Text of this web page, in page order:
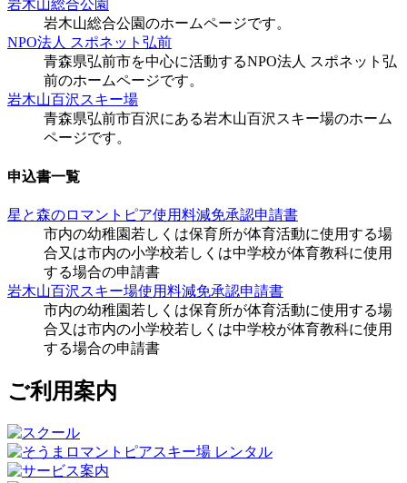
岩木山総合公園
岩木山総合公園のホームページです。
NPO法人 スポネット弘前
青森県弘前市を中心に活動するNPO法人 スポネット弘
前のホームページです。
岩木山百沢スキー場
青森県弘前市百沢にある岩木山百沢スキー場のホーム
ページです。
申込書一覧
星と森のロマントピア使用料減免承認申請書
市内の幼稚園若しくは保育所が体育活動に使用する場
合又は市内の小学校若しくは中学校が体育教科に使用
する場合の申請書
岩木山百沢スキー場使用料減免承認申請書
市内の幼稚園若しくは保育所が体育活動に使用する場
合又は市内の小学校若しくは中学校が体育教科に使用
する場合の申請書
ご利用案内